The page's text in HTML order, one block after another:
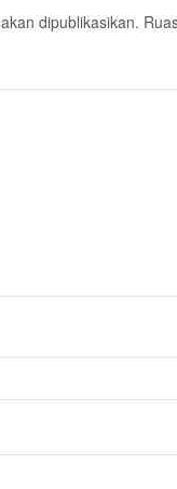
dipublikasikan.